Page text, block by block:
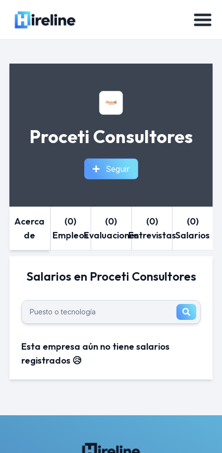
Proceti Consultores
Seguir
Acerca
de
(0)
Empleos
(0)
Evaluaciones
(0)
Entrevistas
(0)
Salarios
Salarios en Proceti Consultores
Esta empresa aún no tiene salarios
registrados 😥